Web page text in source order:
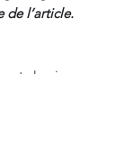
de l’article.
classique